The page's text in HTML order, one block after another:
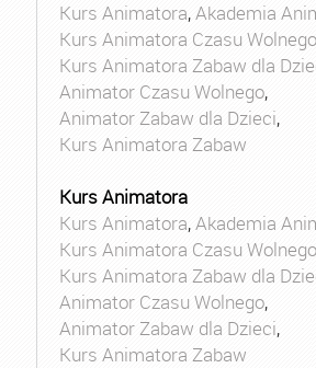
Kurs Animatora,Akademia
Kurs Animatora Czasu Wolnego
Kurs Animatora Zabaw dla
Animator Czasu Wolnego,
Animator Zabaw dla Dzieci,
Kurs Animatora Zabaw
Kurs Animatora
Kurs Animatora,Akademia
Kurs Animatora Czasu Wolnego
Kurs Animatora Zabaw dla
Animator Czasu Wolnego,
Animator Zabaw dla Dzieci,
Kurs Animatora Zabaw